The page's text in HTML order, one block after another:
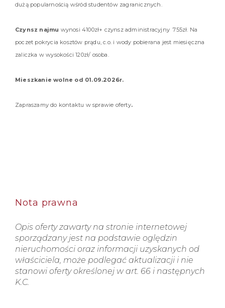
dużą popularnością wśród studentów zagranicznych.
Czynsz najmu wynosi 4100zł+ czynsz administracyjny 755zł. Na
poczet pokrycia kosztów prądu, c.o. i wody pobierana jest miesięczna
zaliczka w wysokości 120zł/ osoba.
Mieszkanie wolne od 01.09.2026r.
Zapraszamy do kontaktu w sprawie oferty.
Nota prawna
Opis oferty zawarty na stronie internetowej
sporządzany jest na podstawie oględzin
nieruchomości oraz informacji uzyskanych od
właściciela, może podlegać aktualizacji i nie
stanowi oferty określonej w art. 66 i następnych
K.C.